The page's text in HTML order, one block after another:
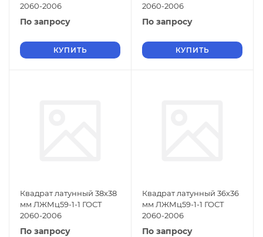
2060-2006
По запросу
КУПИТЬ
2060-2006
По запросу
КУПИТЬ
Квадрат латунный 38х38
мм ЛЖМц59-1-1 ГОСТ
2060-2006
По запросу
Квадрат латунный 36х36
мм ЛЖМц59-1-1 ГОСТ
2060-2006
По запросу